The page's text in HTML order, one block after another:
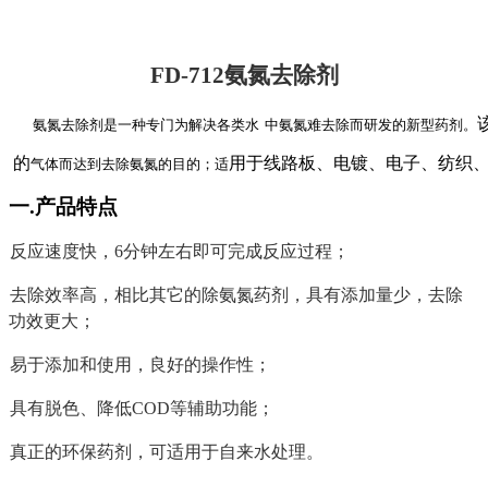
FD-712氨氮去除剂
氨氮去除剂是一种专门为解决各类水 中氨氮难去除而研发的新型药剂。
的气体而达到去除氨氮的目的；适用于线路板、电镀、电子、纺织
一.产品特点
反应速度快，6分钟左右即可完成反应过程；
去除效率高，相比其它的除氨氮药剂，具有添加量少，去除
功效更大；
易于添加和使用，良好的操作性；
具有脱色、降低COD等辅助功能；
真正的环保药剂，可适用于自来水处理。